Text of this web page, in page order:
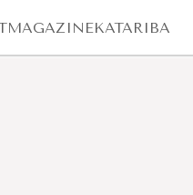
MAGAZINEKATARIBA